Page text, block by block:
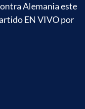
Alemania este
EN VIVO por